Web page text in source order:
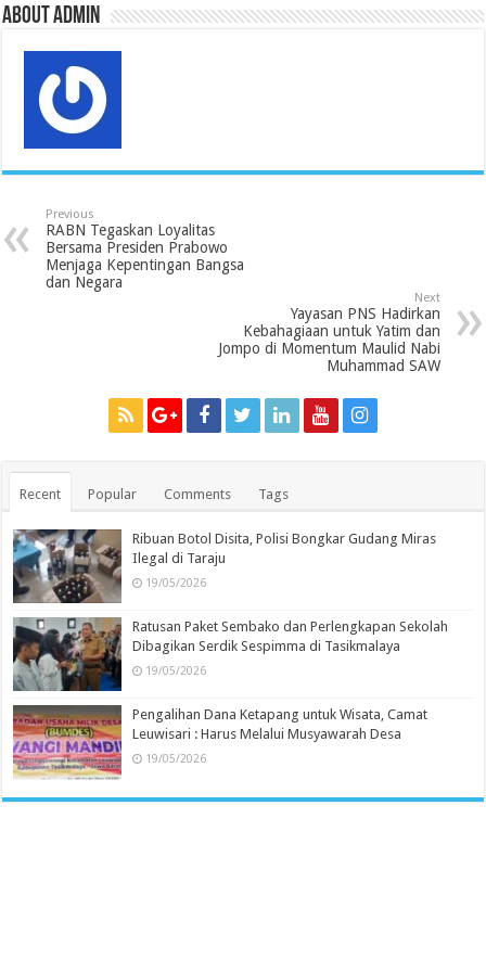
About admin
Previous
RABN Tegaskan Loyalitas
Bersama Presiden Prabowo
Menjaga Kepentingan Bangsa
dan Negara
Next
Yayasan PNS Hadirkan
Kebahagiaan untuk Yatim dan
Jompo di Momentum Maulid Nabi
Muhammad SAW
Recent Popular Comments Tags
Ribuan Botol Disita, Polisi Bongkar Gudang Miras
Ilegal di Taraju
19/05/2026
Ratusan Paket Sembako dan Perlengkapan Sekolah
Dibagikan Serdik Sespimma di Tasikmalaya
19/05/2026
Pengalihan Dana Ketapang untuk Wisata, Camat
Leuwisari : Harus Melalui Musyawarah Desa
19/05/2026